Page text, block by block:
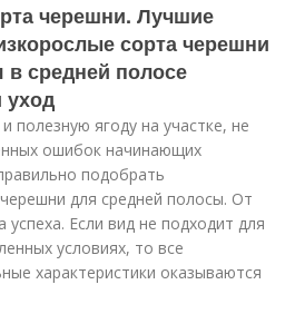
черешни. Лучшие
сорта черешни
средней полосе
уход
полезную ягоду на участке, не
ошибок начинающих
подобрать
для средней полосы. От
успеха. Если вид не подходит для
условиях, то все
характеристики оказываются